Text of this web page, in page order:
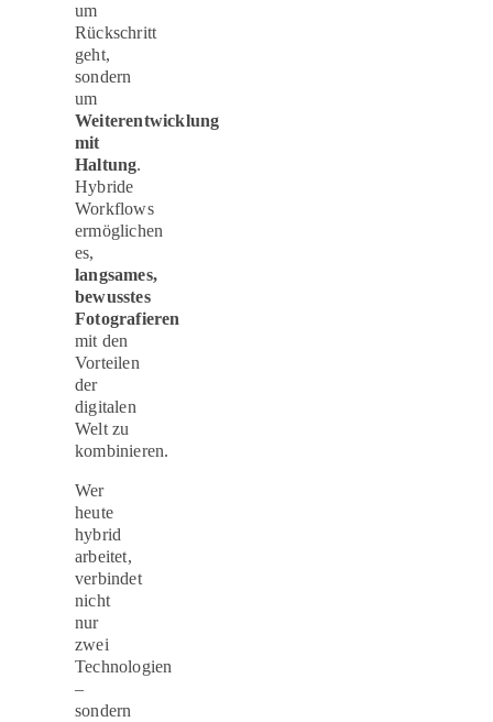
um
Rückschritt
geht,
sondern
um
Weiterentwicklung
mit
Haltung.
Hybride
Workflows
ermöglichen
es,
langsames,
bewusstes
Fotografieren
mit den
Vorteilen
der
digitalen
Welt zu
kombinieren.
Wer
heute
hybrid
arbeitet,
verbindet
nicht
nur
zwei
Technologien
–
sondern